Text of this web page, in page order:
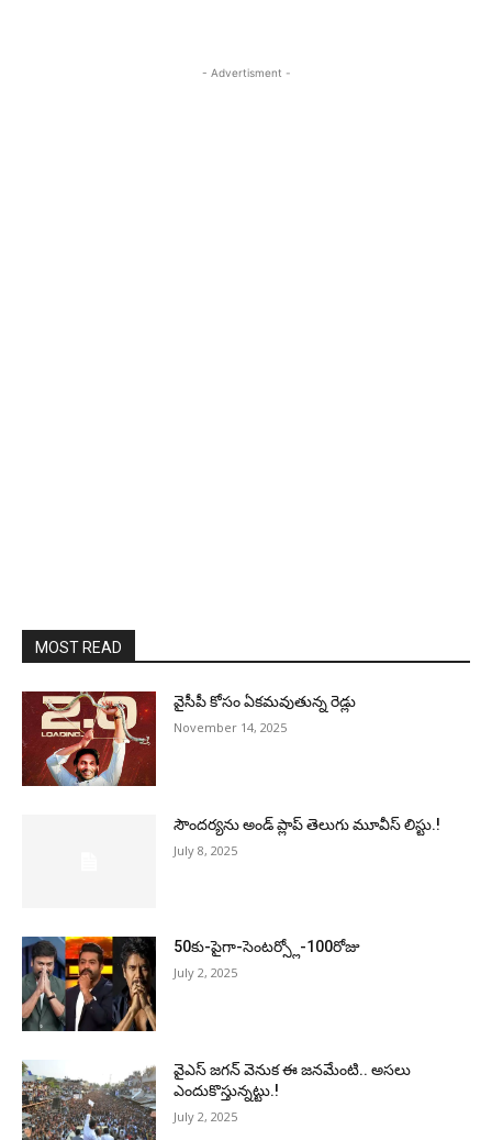
- Advertisment -
MOST READ
వైసీపీ కోసం ఏక‌మ‌వుతున్న రెడ్లు
November 14, 2025
సౌందర్యను అండ్‌ ప్లాప్‌ తెలుగు మూవీస్‌ లిస్టు.!
July 8, 2025
50కు-పైగా-సెంటర్స్లో-100రోజు
July 2, 2025
వైఎస్‌ జగన్‌ వెనుక ఈ జనమేంటి.. అసలు
ఎందుకొస్తున్నట్టు.!
July 2, 2025